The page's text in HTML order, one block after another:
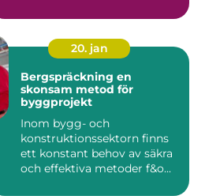
20. jan
Bergspräckning en
skonsam metod för
byggprojekt
Inom bygg- och
konstruktionssektorn finns
ett konstant behov av säkra
och effektiva metoder f&o...